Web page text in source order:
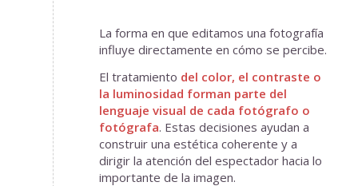
La forma en que editamos una fotografía
influye directamente en cómo se percibe.
El tratamiento del color, el contraste o
la luminosidad forman parte del
lenguaje visual de cada fotógrafo o
fotógrafa. Estas decisiones ayudan a
construir una estética coherente y a
dirigir la atención del espectador hacia lo
importante de la imagen.